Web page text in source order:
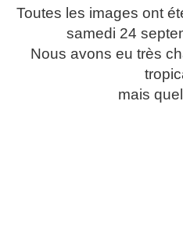
Toutes les images ont
samedi 24
Nous avons eu très
mais